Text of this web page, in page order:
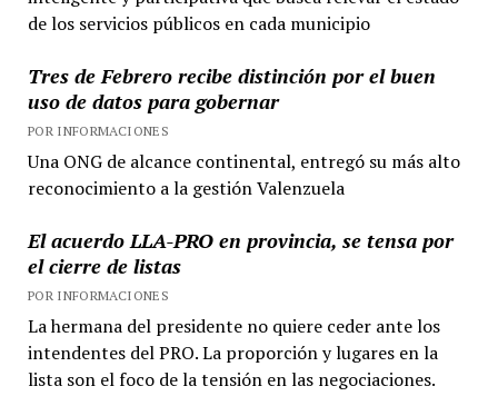
de los servicios públicos en cada municipio
Tres de Febrero recibe distinción por el buen
uso de datos para gobernar
POR INFORMACIONES
Una ONG de alcance continental, entregó su más alto
reconocimiento a la gestión Valenzuela
El acuerdo LLA-PRO en provincia, se tensa por
el cierre de listas
POR INFORMACIONES
La hermana del presidente no quiere ceder ante los
intendentes del PRO. La proporción y lugares en la
lista son el foco de la tensión en las negociaciones.